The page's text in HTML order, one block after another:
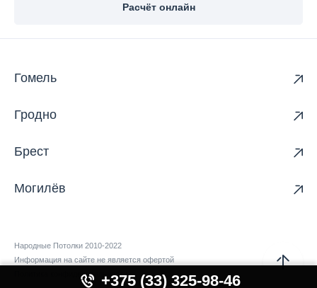
+375 (33) 325-98-46
Расчёт онлайн
Гомель
Гродно
Брест
Могилёв
Народные Потолки 2010-2022
Информация на сайте не является офертой
Политика конфиденциальности